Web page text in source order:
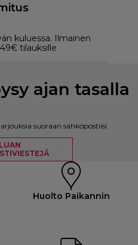
kuluessa. Ilmainen
tilauksille
ajan tasalla
suoraan sähköpostiisi
Huolto Paikannin